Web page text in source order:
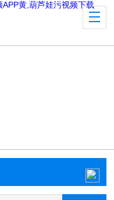
黄,葫芦娃污视频下载